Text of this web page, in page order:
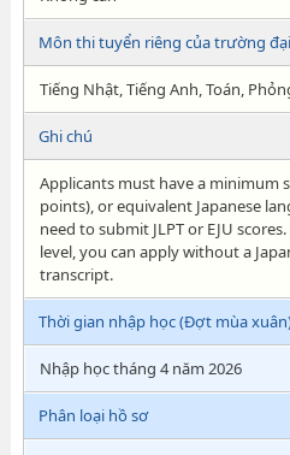
Môn thi tuyển riêng của trường
Tiếng Nhật, Tiếng Anh, Toán,
Ghi chú
Applicants must have a minimum
points), or equivalent Japanese
need to submit JLPT or EJU
level, you can apply without a
transcript.
Thời gian nhập học (Đợt mùa
Nhập học tháng 4 năm 2026
Phân loại hồ sơ